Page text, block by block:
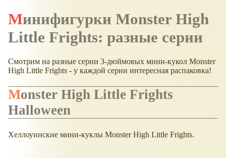
Минифигурки Monster High
Little Frights: разные серии
Смотрим на разные серии 3-дюймовых мини-кукол Monster
High Little Frights - у каждой серии интересная распаковка!
Monster High Little Frights
Halloween
Хеллоуинские мини-куклы Monster High Little Frights.